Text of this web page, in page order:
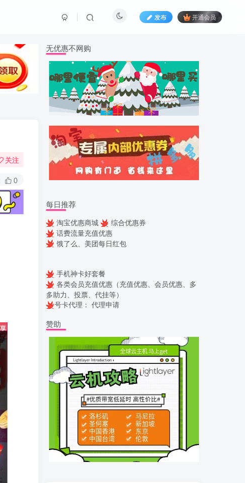
发布 开通会员
关注
0
无优惠不网购
每日推荐
淘宝优惠商城
综合优惠券
话费流量充值优惠
饿了么、美团每日红包
手机神卡好套餐
各类会员充值优惠（充值优惠、会员优惠、多
多助力、投票、代挂等）
号卡代理： 代理申请
赞助